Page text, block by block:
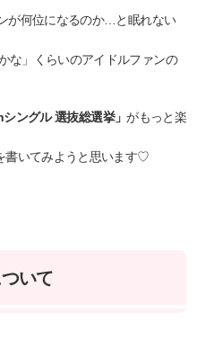
が何位になるのか…と眠れない
な」くらいのアイドルファンの
シングル 選抜総選挙」がもっと楽
書いてみようと思います♡
いて